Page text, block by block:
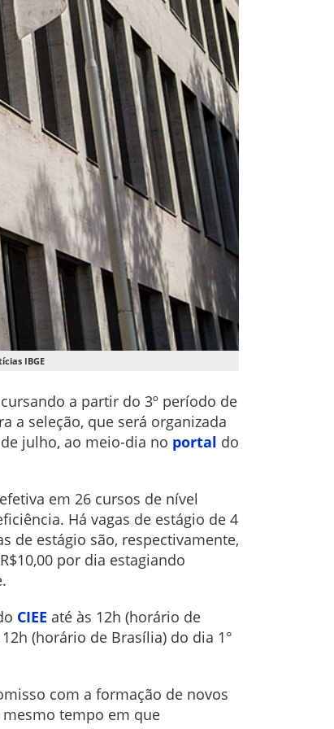
IBGE
a partir do 3º período de
a seleção, que será organizada
de julho, ao meio-dia no portal do
em 26 cursos de nível
Há vagas de estágio de 4
de estágio são, respectivamente,
por dia estagiando
CIEE até às 12h (horário de
(horário de Brasília) do dia 1°
com a formação de novos
tempo em que